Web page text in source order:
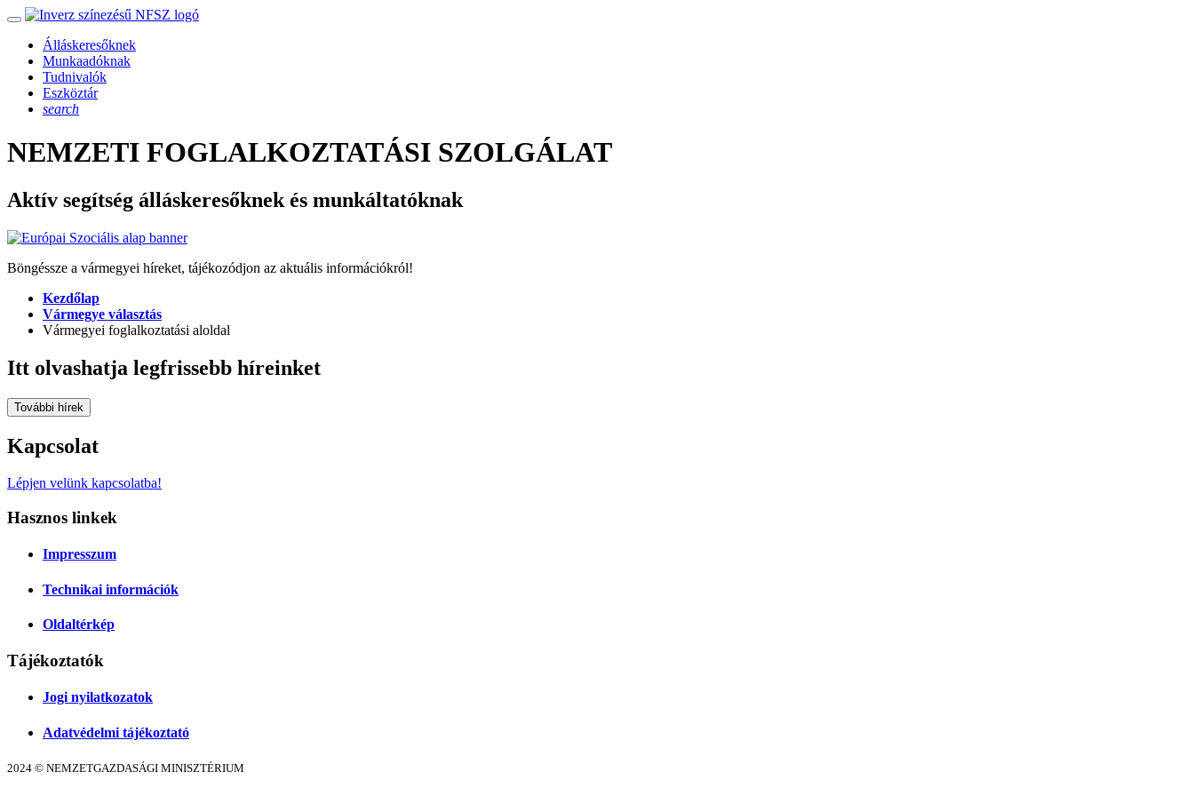
Álláskeresőknek
Munkaadóknak
Tudnivalók
Eszköztár
search
NEMZETI FOGLALKOZTATÁSI SZOLGÁLAT
Aktív segítség álláskeresőknek és munkáltatóknak
Böngéssze a vármegyei híreket, tájékozódjon az aktuális információkról!
Kezdőlap
Vármegye választás
Vármegyei foglalkoztatási aloldal
Itt olvashatja legfrissebb híreinket
További hírek
Kapcsolat
Lépjen velünk kapcsolatba!
Hasznos linkek
Impresszum
Technikai információk
Oldaltérkép
Tájékoztatók
Jogi nyilatkozatok
Adatvédelmi tájékoztató
2024 © NEMZETGAZDASÁGI MINISZTÉRIUM